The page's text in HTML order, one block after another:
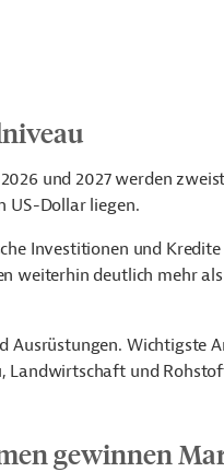
und 2027 werden
US-Dollar liegen.
Investitionen und
weiterhin deutlich mehr
Wichtigste
Landwirtschaft und
gewinnen